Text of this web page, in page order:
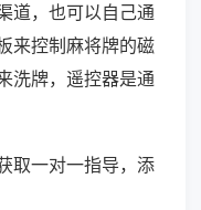
道，也可以自己通
来控制麻将牌的磁
洗牌，遥控器是通
取一对一指导，添